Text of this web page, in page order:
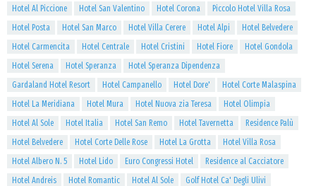
Hotel Al Piccione
Hotel San Valentino Hotel Corona
Piccolo Hotel Villa Rosa
Hotel Posta
Hotel San Marco Hotel Villa Cerere Hotel Alpi
Hotel Belvedere
Hotel Carmencita
Hotel Centrale Hotel Cristini Hotel Fiore
Hotel Gondola
Hotel Serena
Hotel Speranza
Hotel Speranza Dipendenza
Gardaland Hotel Resort
Hotel Campanello Hotel Dore'
Hotel Corte Malaspina
Hotel La Meridiana
Hotel Mura Hotel Nuova zia Teresa
Hotel Olimpia
Hotel Al Sole
Hotel Italia Hotel San Remo Hotel Tavernetta
Residence Palù
Hotel Belvedere
Hotel Corte Delle Rose Hotel La Grotta
Hotel Villa Rosa
Hotel Albero N. 5
Hotel Lido Euro Congressi Hotel
Residence al Cacciatore
Hotel Andreis
Hotel Romantic Hotel Al Sole
Golf Hotel Ca' Degli Ulivi